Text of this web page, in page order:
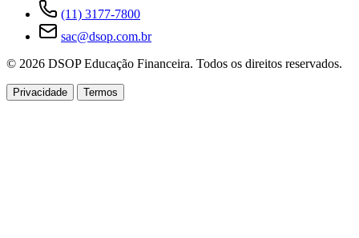
(11) 3177-7800
sac@dsop.com.br
© 2026 DSOP Educação Financeira. Todos os direitos reservados.
Privacidade Termos